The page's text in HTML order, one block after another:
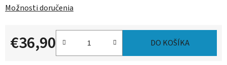
Možnosti doručenia
€36,90
Jednotková cena:
DO KOŠÍKA